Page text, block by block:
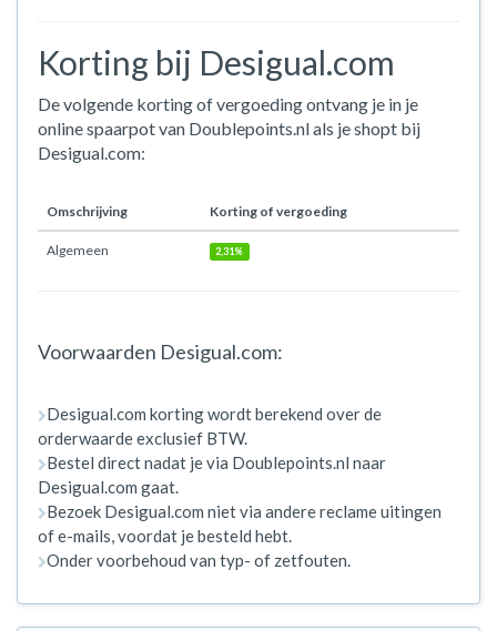
Korting bij Desigual.com
De volgende korting of vergoeding ontvang je in je
online spaarpot van Doublepoints.nl als je shopt bij
Desigual.com:
Omschrijving Korting of vergoeding
Algemeen 2,31%
Voorwaarden Desigual.com:
Desigual.com korting wordt berekend over de
orderwaarde exclusief BTW.
Bestel direct nadat je via Doublepoints.nl naar
Desigual.com gaat.
Bezoek Desigual.com niet via andere reclame uitingen
of e-mails, voordat je besteld hebt.
Onder voorbehoud van typ- of zetfouten.